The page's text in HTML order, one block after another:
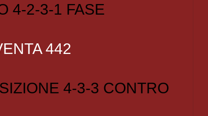
4-2-3-1 FASE
442
4-3-3 CONTRO